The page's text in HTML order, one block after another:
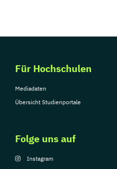
Für Hochschulen
Mediadaten
Übersicht Studienportale
Folge uns auf
Instagram